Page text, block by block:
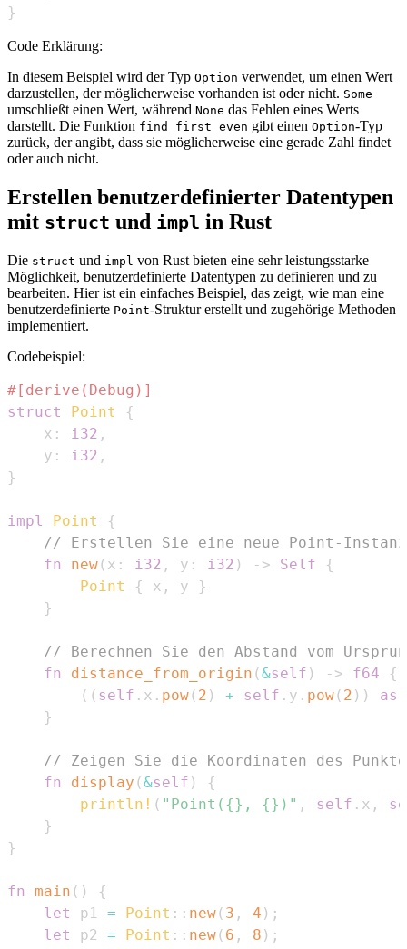
}
Code Erklärung:
In diesem Beispiel wird der Typ Option verwendet, um einen Wert
darzustellen, der möglicherweise vorhanden ist oder nicht. Some
umschließt einen Wert, während None das Fehlen eines Werts
darstellt. Die Funktion find_first_even gibt einen Option-Typ
zurück, der angibt, dass sie möglicherweise eine gerade Zahl findet
oder auch nicht.
Erstellen benutzerdefinierter Datentypen
mit struct und impl in Rust
Die struct und impl von Rust bieten eine sehr leistungsstarke
Möglichkeit, benutzerdefinierte Datentypen zu definieren und zu
bearbeiten. Hier ist ein einfaches Beispiel, das zeigt, wie man eine
benutzerdefinierte Point-Struktur erstellt und zugehörige Methoden
implementiert.
Codebeispiel:
#[derive(Debug)]
struct
Point
{
    x
: i32 ,
    y
: i32 ,
}
impl Point
{
// Erstellen Sie eine neue Point-Instanz
fn
new( x : i32 , y : i32 ) -> Self
{
Point
{ x , y
}
}
// Berechnen Sie den Abstand vom
fn
distance_from_origin (&self ) -> f64
{
( ( self . x . pow( 2 ) + self . y . pow( 2 ) )
as
}
// Zeigen Sie die Koordinaten des
fn
display (&self )
{
println! ( "Point({}, {})" , self . x ,
}
}
fn main ( )
{
let
p1 = Point :: new( 3 , 4 ) ;
let
p2 = Point :: new( 6 , 8 ) ;